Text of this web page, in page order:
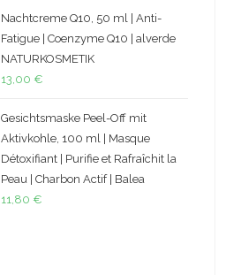
Nachtcreme Q10, 50 ml | Anti-
Fatigue | Coenzyme Q10 | alverde
NATURKOSMETIK
13,00 €
Gesichtsmaske Peel-Off mit
Aktivkohle, 100 ml | Masque
Détoxifiant | Purifie et Rafraîchit la
Peau | Charbon Actif | Balea
11,80 €